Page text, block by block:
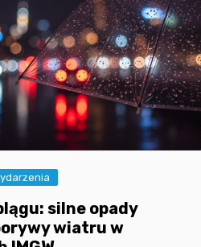
silne opady
wiatru w